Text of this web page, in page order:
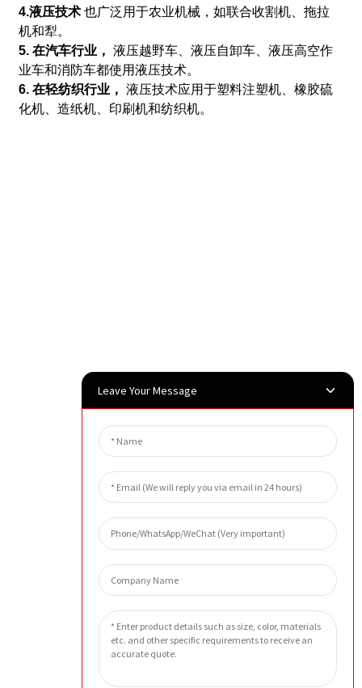
4.液压技术也广泛用于农业机械，如联合收割机、拖拉
机和犁。
5. 在汽车行业， 液压越野车、液压自卸车、液压高空作
业车和消防车都使用液压技术。
6. 在轻纺织行业， 液压技术应用于塑料注塑机、橡胶硫
化机、造纸机、印刷机和纺织机。
Leave Your Message